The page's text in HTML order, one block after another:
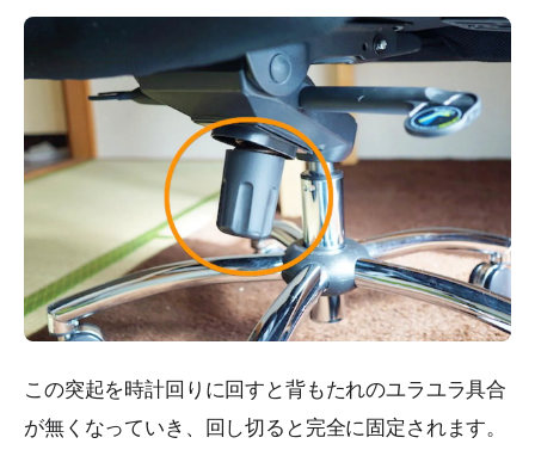
この突起を時計回りに回すと背もたれのユラユラ具合
が無くなっていき、回し切ると完全に固定されます。